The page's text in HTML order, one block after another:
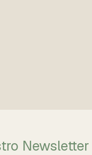
Newsletter